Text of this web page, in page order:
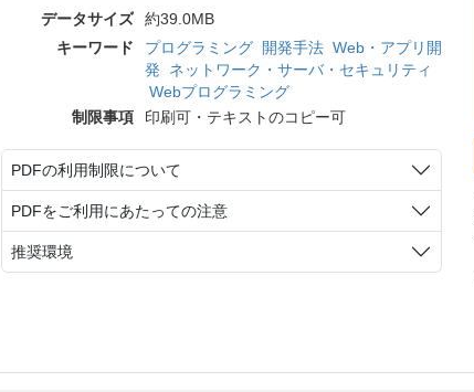
データサイズ
約39.0MB
キーワード
プログラミング 開発手法 Web・アプリ開
発
ネットワーク・サーバ・セキュリティ
Webプログラミング
制限事項
印刷可・テキストのコピー可
PDFの利用制限について
PDFをご利用にあたっての注意
推奨環境